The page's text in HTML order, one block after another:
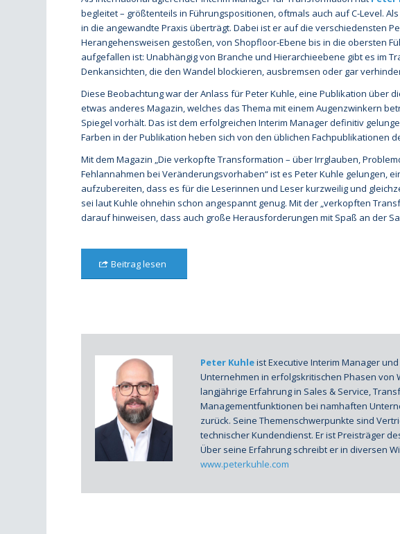
begleitet – größtenteils in Führungspositionen, oftmals auch auf C-Level.
in die angewandte Praxis überträgt. Dabei ist er auf die verschiedensten
Herangehensweisen gestoßen, von Shopfloor-Ebene bis in die obersten
aufgefallen ist: Unabhängig von Branche und Hierarchieebene gibt es im
Denkansichten, die den Wandel blockieren, ausbremsen oder gar
Diese Beobachtung war der Anlass für Peter Kuhle, eine Publikation über
etwas anderes Magazin, welches das Thema mit einem Augenzwinkern
Spiegel vorhält. Das ist dem erfolgreichen Interim Manager definitiv
Farben in der Publikation heben sich von den üblichen Fachpublikationen
Mit dem Magazin „Die verkopfte Transformation – über Irrglauben,
Fehlannahmen bei Veränderungsvorhaben“ ist es Peter Kuhle gelungen,
aufzubereiten, dass es für die Leserinnen und Leser kurzweilig und
sei laut Kuhle ohnehin schon angespannt genug. Mit der „verkopften
darauf hinweisen, dass auch große Herausforderungen mit Spaß an der
Beitrag lesen
Peter Kuhleist Executive Interim Manager
Unternehmen in erfolgskritischen Phasen von
langjährige Erfahrung in Sales & Service,
Managementfunktionen bei namhaften
zurück. Seine Themenschwerpunkte sind
technischer Kundendienst. Er ist Preisträger
Über seine Erfahrung schreibt er in diversen
www.peterkuhle.com